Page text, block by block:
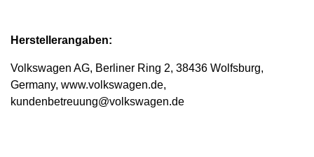
Herstellerangaben:
Volkswagen AG, Berliner Ring 2, 38436 Wolfsburg,
Germany, www.volkswagen.de,
kundenbetreuung@volkswagen.de